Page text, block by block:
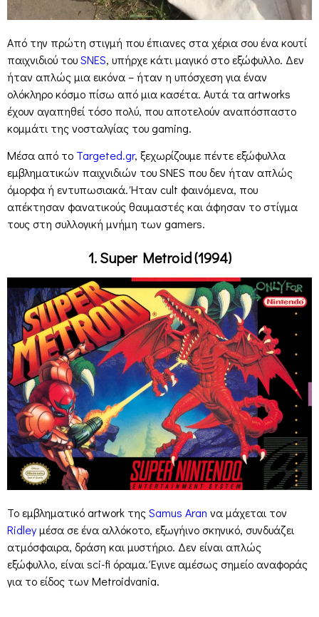
Από την πρώτη στιγμή που έπιανες στα χέρια σου ένα κουτί
παιχνιδιού τουSNES, υπήρχε κάτι μαγικό στο εξώφυλλο. Δεν
ήταν απλώς μια εικόνα – ήταν η υπόσχεση για έναν
ολόκληρο κόσμο πίσω από μια κασέτα. Αυτά τα artworks
έχουν αγαπηθεί τόσο πολύ, που αποτελούν αναπόσπαστο
κομμάτι της νοσταλγίας του gaming.
Μέσα από το Targeted.gr, ξεχωρίζουμε πέντε εξώφυλλα
εμβληματικών παιχνιδιών του SNES που δεν ήταν απλώς
όμορφα ή εντυπωσιακά. Ήταν cult φαινόμενα, που
απέκτησαν φανατικούς θαυμαστές και άφησαν το στίγμα
τους στη συλλογική μνήμη των gamers.
1. Super Metroid (1994)
Το εμβληματικό artwork τηςSamus Aran να μάχεται τον
Ridleyμέσα σε ένα αλλόκοτο, εξωγήινο σκηνικό, συνδυάζει
ατμόσφαιρα, δράση και μυστήριο. Δεν είναι απλώς
εξώφυλλο, είναι sci-fi όραμα. Έγινε αμέσως σημείο αναφοράς
για το είδος των Metroidvania.